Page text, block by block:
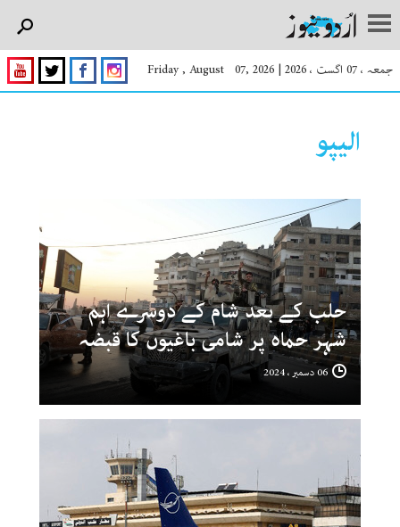
جمعہ ، 07 اگست ، 2026 |
Friday , August 07, 2026
الیپو
حلب کے بعد شام کے دوسرے اہم
شہر حماہ پر شامی باغیوں کا قبضہ